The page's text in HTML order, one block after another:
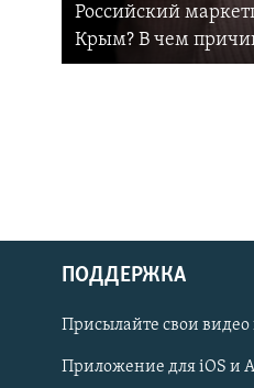
Українською
Qırımtatar
Российский
Крым? В чем
ПОДДЕРЖКА
Присылайте свои видео
Приложение для iOS и